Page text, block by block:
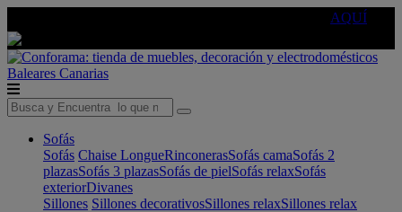
AQUÍ
Baleares Canarias
Sofás
Sofás Chaise LongueRinconerasSofás camaSofás 2
plazasSofás 3 plazasSofás de pielSofás relaxSofás
exteriorDivanes
Sillones Sillones decorativosSillones relaxSillones relax